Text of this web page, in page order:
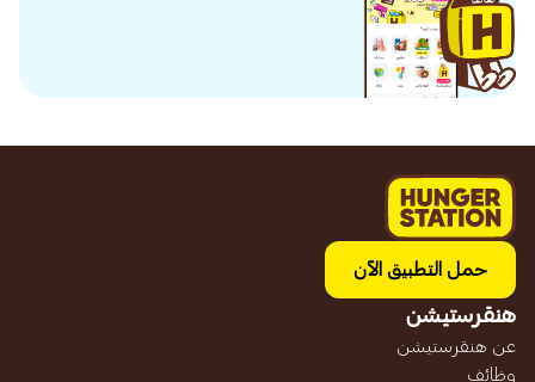
حمل التطبيق الآن
هنقرستيشن
عن هنقرستيشن
وظائف